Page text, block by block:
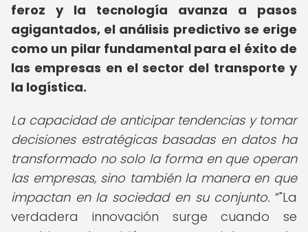
feroz y la tecnología avanza a pasos
agigantados, el análisis predictivo se erige
como un pilar fundamental para el éxito de
las empresas en el sector del transporte y
la logística.
La capacidad de anticipar tendencias y tomar
decisiones estratégicas basadas en datos ha
transformado no solo la forma en que operan
las empresas, sino también la manera en que
impactan en la sociedad en su conjunto. "La
verdadera innovación surge cuando se